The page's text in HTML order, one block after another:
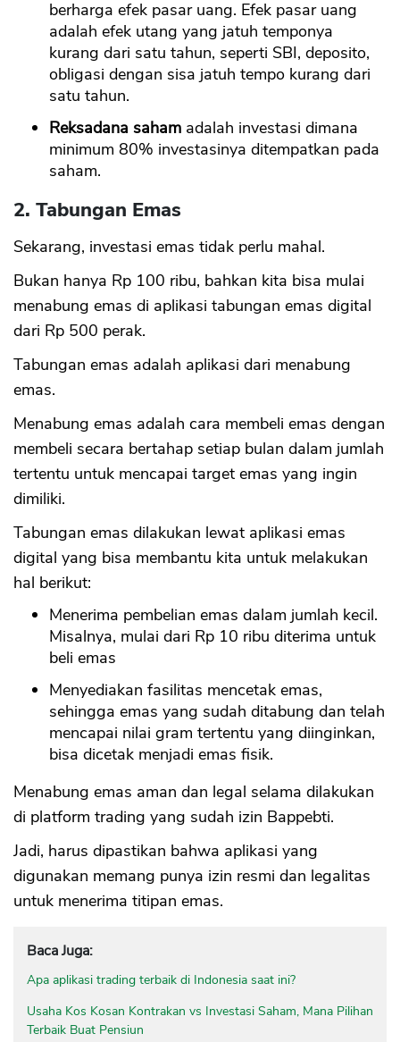
berharga efek pasar uang. Efek pasar uang
adalah efek utang yang jatuh temponya
kurang dari satu tahun, seperti SBI, deposito,
obligasi dengan sisa jatuh tempo kurang dari
satu tahun.
Reksadana saham adalah investasi dimana
minimum 80% investasinya ditempatkan pada
saham.
2. Tabungan Emas
Sekarang, investasi emas tidak perlu mahal.
Bukan hanya Rp 100 ribu, bahkan kita bisa mulai
menabung emas di aplikasi tabungan emas digital
dari Rp 500 perak.
Tabungan emas adalah aplikasi dari menabung
emas.
Menabung emas adalah cara membeli emas dengan
membeli secara bertahap setiap bulan dalam jumlah
tertentu untuk mencapai target emas yang ingin
dimiliki.
Tabungan emas dilakukan lewat aplikasi emas
digital yang bisa membantu kita untuk melakukan
hal berikut:
Menerima pembelian emas dalam jumlah kecil.
Misalnya, mulai dari Rp 10 ribu diterima untuk
beli emas
Menyediakan fasilitas mencetak emas,
sehingga emas yang sudah ditabung dan telah
mencapai nilai gram tertentu yang diinginkan,
bisa dicetak menjadi emas fisik.
Menabung emas aman dan legal selama dilakukan
di platform trading yang sudah izin Bappebti.
Jadi, harus dipastikan bahwa aplikasi yang
digunakan memang punya izin resmi dan legalitas
untuk menerima titipan emas.
Baca Juga:
Apa aplikasi trading terbaik di Indonesia saat ini?
Usaha Kos Kosan Kontrakan vs Investasi Saham, Mana Pilihan
Terbaik Buat Pensiun